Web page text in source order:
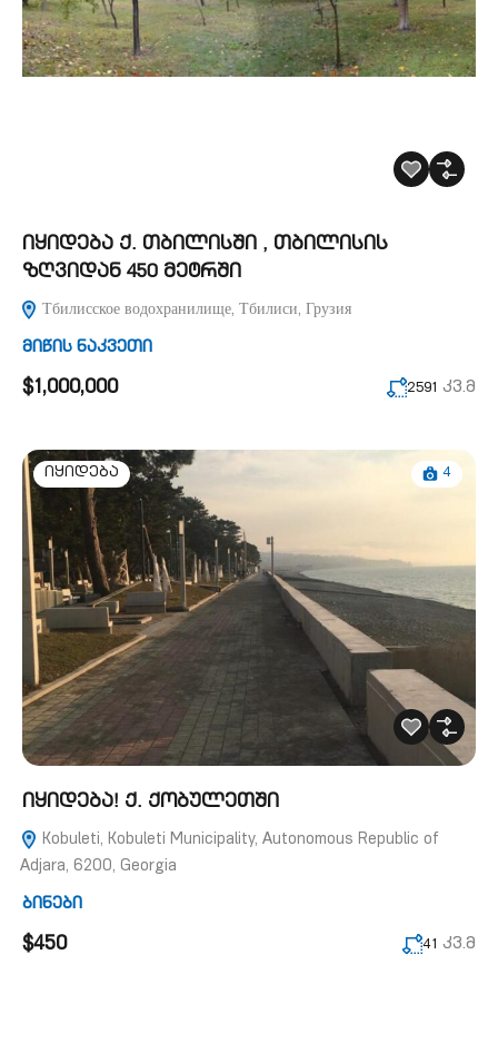
იყიდება ქ. თბილისში , თბილისის
ზღვიდან 450 მეტრში
Тбилисское водохранилище, Тбилиси, Грузия
მიწის ნაკვეთი
$1,000,000 2591 კვ.მ
იყიდება 4
იყიდება! ქ. ქობულეთში
Kobuleti, Kobuleti Municipality, Autonomous Republic of
Adjara, 6200, Georgia
ბინები
$450 41 კვ.მ